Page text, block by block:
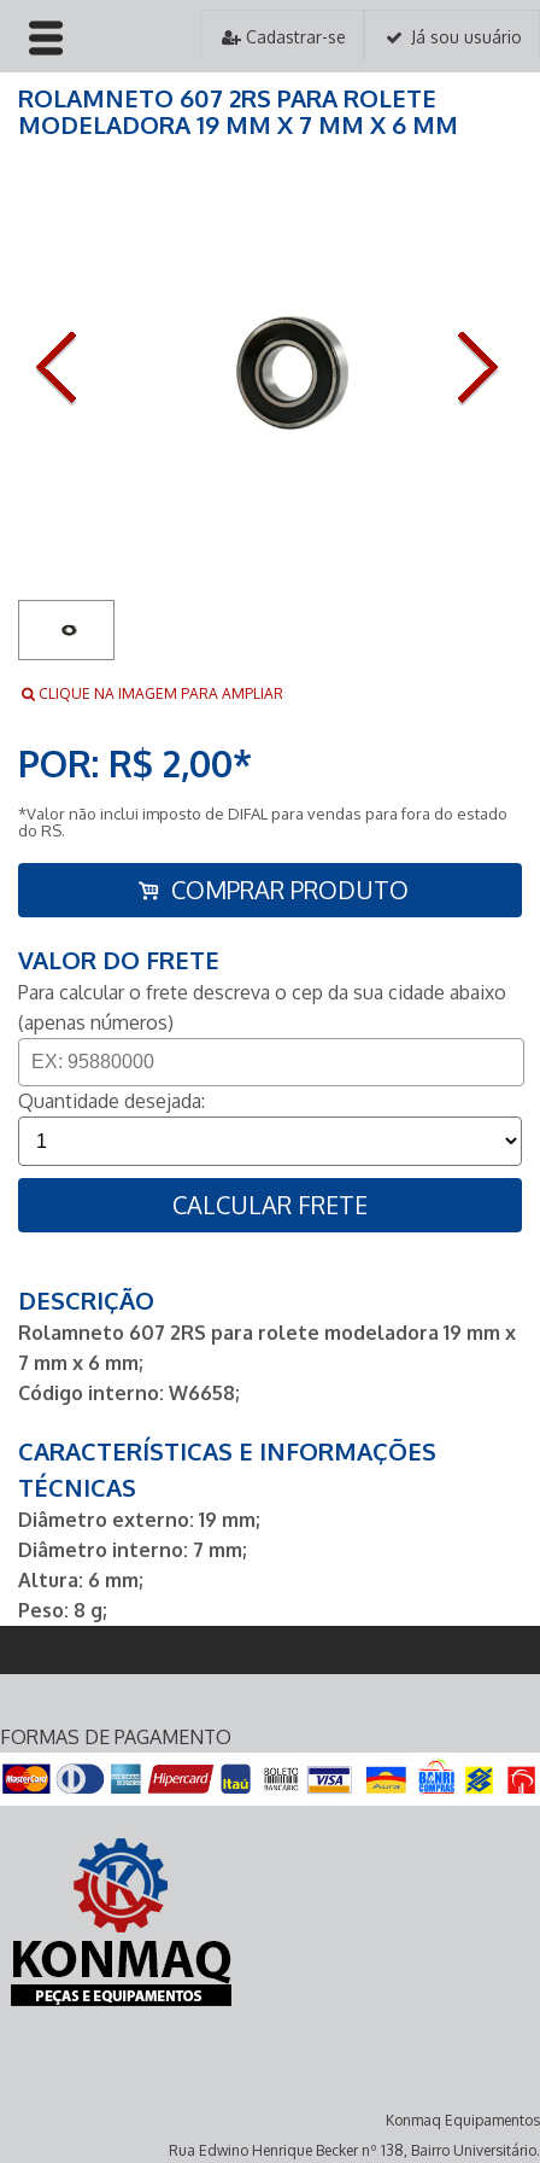
Cadastrar-se Já sou usuário
HOME
ASSISTÊNCIA TÉCNICA
CONTATO
ROLAMNETO 607 2RS PARA ROLETE
MODELADORA 19 MM X 7 MM X 6 MM
CLIQUE NA IMAGEM PARA AMPLIAR
POR: R$ 2,00*
*Valor não inclui imposto de DIFAL para vendas para fora do estado
do RS.
COMPRAR PRODUTO
VALOR DO FRETE
Para calcular o frete descreva o cep da sua cidade abaixo
(apenas números)
Quantidade desejada:
CALCULAR FRETE
DESCRIÇÃO
Rolamneto 607 2RS para rolete modeladora 19 mm x
7 mm x 6 mm;
Código interno: W6658;
CARACTERÍSTICAS E INFORMAÇÕES
TÉCNICAS
Diâmetro externo: 19 mm;
Diâmetro interno: 7 mm;
Altura: 6 mm;
Peso: 8 g;
FORMAS DE PAGAMENTO
Konmaq Equipamentos
Rua Edwino Henrique Becker nº 138, Bairro Universitário.